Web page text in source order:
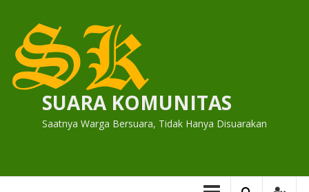
content
SUARA KOMUNITAS
Saatnya Warga Bersuara, Tidak Hanya Disuarakan